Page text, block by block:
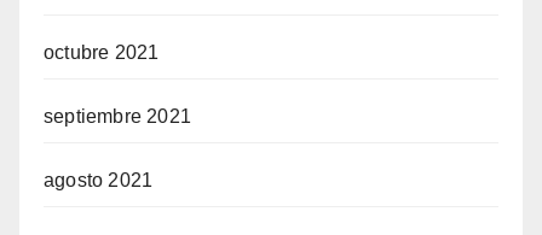
octubre 2021
septiembre 2021
agosto 2021